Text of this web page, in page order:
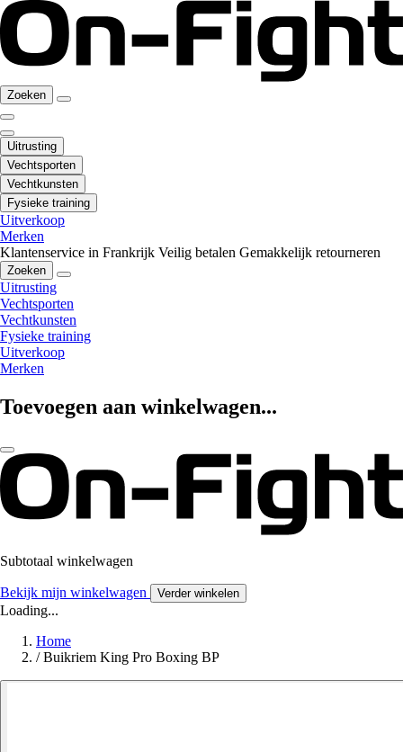
Zoeken
Uitrusting
Vechtsporten
Vechtkunsten
Fysieke training
Uitverkoop
Merken
Klantenservice in Frankrijk Veilig betalen Gemakkelijk retourneren
Zoeken
Uitrusting
Vechtsporten
Vechtkunsten
Fysieke training
Uitverkoop
Merken
Toevoegen aan winkelwagen...
Subtotaal winkelwagen
Bekijk mijn winkelwagen Verder winkelen
Loading...
Home
/ Buikriem King Pro Boxing BP